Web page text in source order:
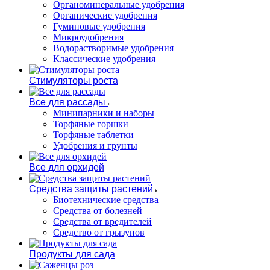
Органоминеральные удобрения
Органические удобрения
Гуминовые удобрения
Микроудобрения
Водорастворимые удобрения
Классические удобрения
Стимуляторы роста
Все для рассады
Минипарники и наборы
Торфяные горшки
Торфяные таблетки
Удобрения и грунты
Все для орхидей
Средства защиты растений
Биотехнические средства
Средства от болезней
Средства от вредителей
Средство от грызунов
Продукты для сада